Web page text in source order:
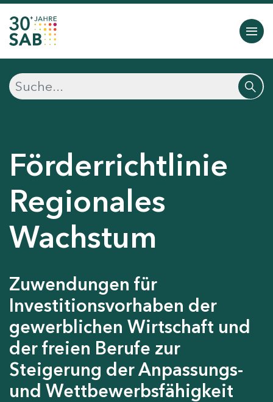
Förderrichtlinie
Regionales
Wachstum
Zuwendungen für
Investitionsvorhaben der
gewerblichen Wirtschaft und
der freien Berufe zur
Steigerung der Anpassungs-
und Wettbewerbsfähigkeit